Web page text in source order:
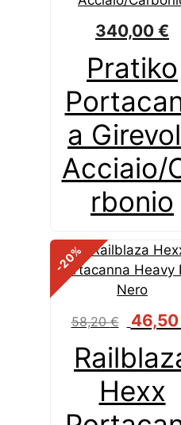
Pratiko
a
Acciaio/
rbonio
340,00 €
-20
%
Hexx
58,20€
Il
originale
era:
58,20 €.
46,50